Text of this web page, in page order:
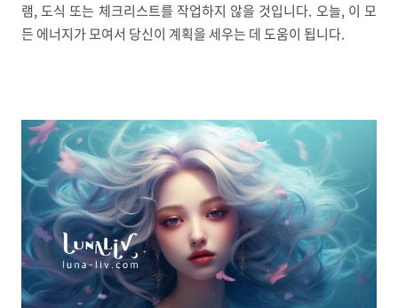
램, 도식 또는 체크리스트를 작업하지 않을 것입니다. 오늘, 이 모
든 에너지가 모여서 당신이 계획을 세우는 데 도움이 됩니다.